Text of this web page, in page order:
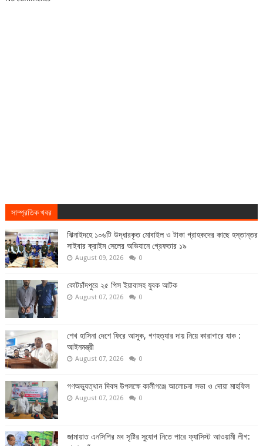
সাম্প্রতিক খবর
ঝিনাইদহে ১০৬টি উদ্ধারকৃত মোবাইল ও টাকা গ্রাহকদের কাছে হস্তান্তর
সাইবার ক্রাইম সেলের অভিযানে গ্রেফতার ১৯
August 09, 2026 0
কোটচাঁদপুরে ২৫ পিস ইয়াবাসহ যুবক আটক
August 07, 2026 0
শেখ হাসিনা দেশে ফিরে আসুক, গণহত্যার দায় নিয়ে কারাগারে যাক :
আইনমন্ত্রী
August 07, 2026 0
গণঅভ্যুত্থান দিবস উপলক্ষে কালীগঞ্জে আলোচনা সভা ও দোয়া মাহফিল
August 07, 2026 0
জামায়াত এনসিপির মব সৃষ্টির সুযোগ নিতে পারে ফ্যাসিস্ট আওয়ামী লীগ: